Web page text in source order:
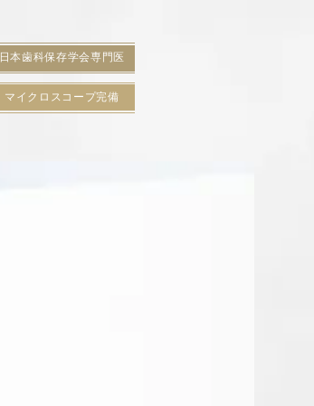
日本歯科保存学会専門医
マイクロスコープ完備